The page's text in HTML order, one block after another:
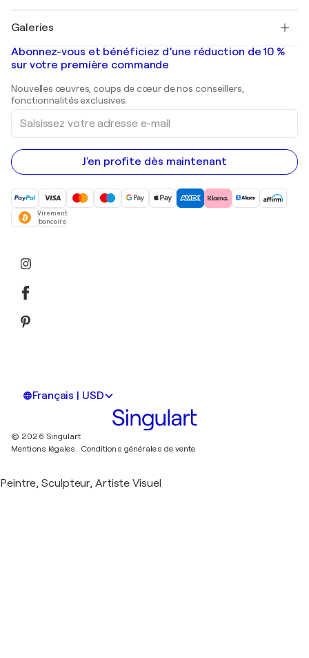
Banksy
Mr. Brainwash
Shepard Fairey
Tableaux abstraits à vendre
Peintures de paysage
Estampes
Peintures acryliques
Galeries
Galeries d'art en France
Galeries d'art en Belgique
Abonnez-vous et bénéficiez d’une réduction de 10 %
sur votre première commande
Nouvelles œuvres, coups de cœur de nos conseillers,
fonctionnalités exclusives.
Saisissez
votre
adresse
e-
mail
J'en profite dès maintenant
Virement
bancaire
Français | USD
© 2026 Singulart
Mentions légales. Conditions générales de vente
Peintre, Sculpteur, Artiste Visuel